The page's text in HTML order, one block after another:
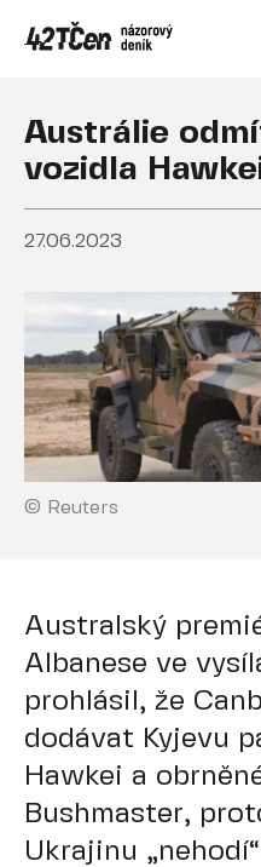
Austrálie
vozidla
27.06.2023
© Reuters
Australský
Albanese ve
prohlásil, že
dodávat Kyjevu
Hawkei a
Bushmaster,
Ukrajinu